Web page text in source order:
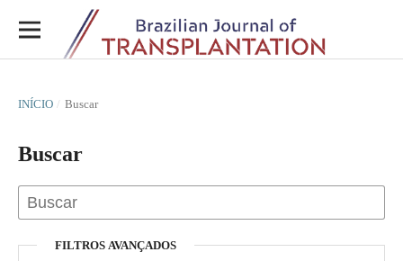
INÍCIO / Buscar
Buscar
FILTROS AVANÇADOS